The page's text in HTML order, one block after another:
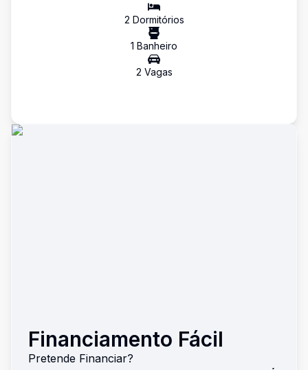
2 Dormitórios
1 Banheiro
2 Vagas
Financiamento Fácil
Pretende Financiar?